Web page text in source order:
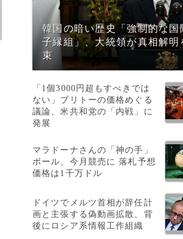
韓国の暗い歴史「強制的な国
子縁組」、大統領が真相解明
束
「1個3000円超もすべきでは
ない」ブリトーの価格めぐる
議論、米共和党の「内戦」に
発展
マラドーナさんの「神の手」
ボール、今月競売に 落札予想
価格は1千万ドル
ドイツでメルツ首相が辞任計
画と主張する偽動画拡散、背
後にロシア系情報工作組織